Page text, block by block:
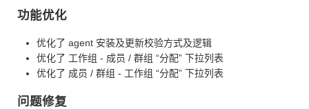
功能优化
优化了 agent 安装及更新校验方式及逻辑
优化了 工作组 - 成员 / 群组 “分配” 下拉列表
优化了 成员 / 群组 - 工作组 “分配” 下拉列表
问题修复